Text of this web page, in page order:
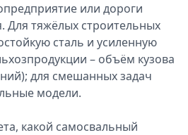
или дороги
Для тяжёлых строительных
сталь и усиленную
– объём кузова
для смешанных задач
модели.
какой самосвальный